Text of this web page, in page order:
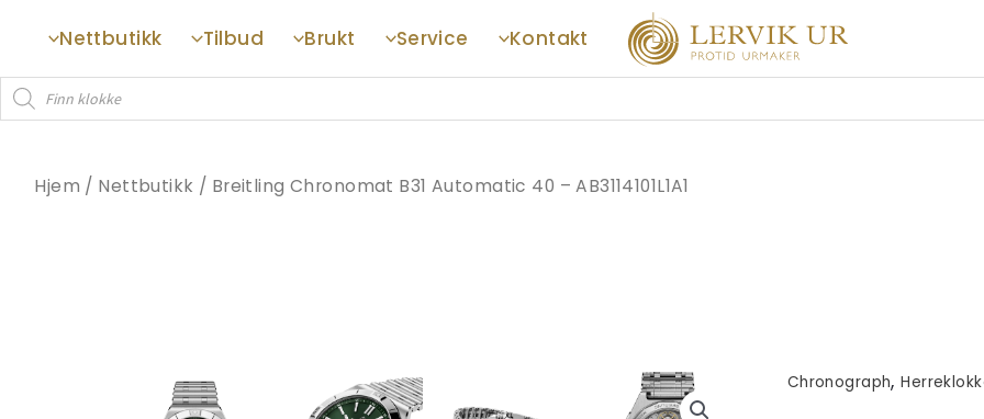
innholdet
Nettbutikk Tilbud Brukt Service
Kontakt
Products
search
Hjem / Nettbutikk / Breitling Chronomat B31 Automatic 40 – AB3114101L1A1
Chronograph,